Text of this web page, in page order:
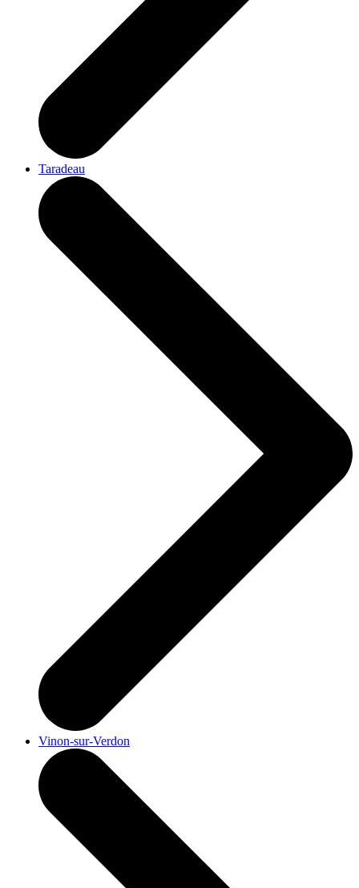
Taradeau
Vinon-sur-Verdon